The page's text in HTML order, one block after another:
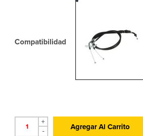
Compatibilidad
+
-
Agregar Al Carrito